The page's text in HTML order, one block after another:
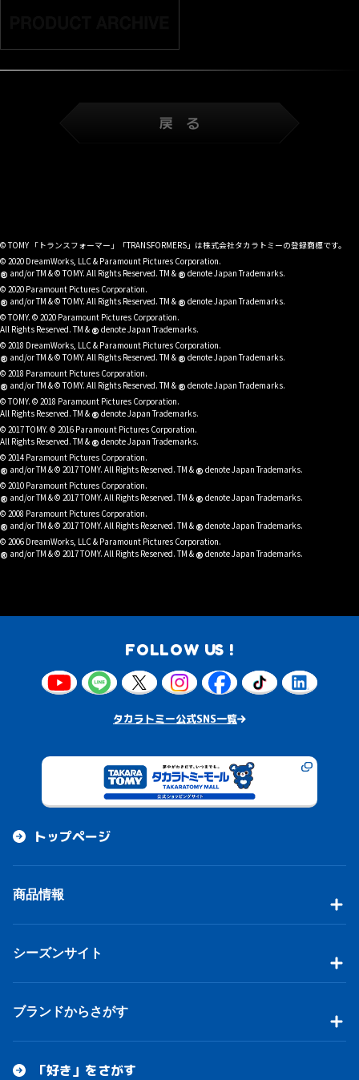
© TOMY 「トランスフォーマー」「TRANSFORMERS」は株式会社タカラトミーの登録商標です。
© 2020 DreamWorks, LLC & Paramount Pictures Corporation.
® and/or TM & © TOMY. All Rights Reserved. TM & ® denote Japan Trademarks.
© 2020 Paramount Pictures Corporation.
® and/or TM & © TOMY. All Rights Reserved. TM & ® denote Japan Trademarks.
© TOMY. © 2020 Paramount Pictures Corporation.
All Rights Reserved. TM & ® denote Japan Trademarks.
© 2018 DreamWorks, LLC & Paramount Pictures Corporation.
® and/or TM & © TOMY. All Rights Reserved. TM & ® denote Japan Trademarks.
© 2018 Paramount Pictures Corporation.
® and/or TM & © TOMY. All Rights Reserved. TM & ® denote Japan Trademarks.
© TOMY. © 2018 Paramount Pictures Corporation.
All Rights Reserved. TM & ® denote Japan Trademarks.
© 2017 TOMY. © 2016 Paramount Pictures Corporation.
All Rights Reserved. TM & ® denote Japan Trademarks.
© 2014 Paramount Pictures Corporation.
® and/or TM & © 2017 TOMY. All Rights Reserved. TM & ® denote Japan Trademarks.
© 2010 Paramount Pictures Corporation.
® and/or TM & © 2017 TOMY. All Rights Reserved. TM & ® denote Japan Trademarks.
© 2008 Paramount Pictures Corporation.
® and/or TM & © 2017 TOMY. All Rights Reserved. TM & ® denote Japan Trademarks.
© 2006 DreamWorks, LLC & Paramount Pictures Corporation.
® and/or TM & © 2017 TOMY. All Rights Reserved. TM & ® denote Japan Trademarks.
FOLLOW US !
タカラトミー公式SNS一覧
トップページ
商品情報
シーズンサイト
ブランドからさがす
「好き」をさがす